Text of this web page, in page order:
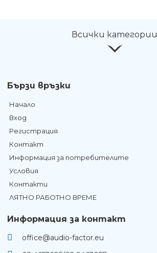
Всички категории
Бързи връзки
Начало
Вход
Регистрация
Контакт
Информация за потребителите
Условия
Контакти
ЛЯТНО РАБОТНО ВРЕМЕ
Информация за контакт
office@audio-factor.eu